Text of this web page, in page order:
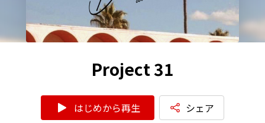
Project 31
はじめから再生 シェア